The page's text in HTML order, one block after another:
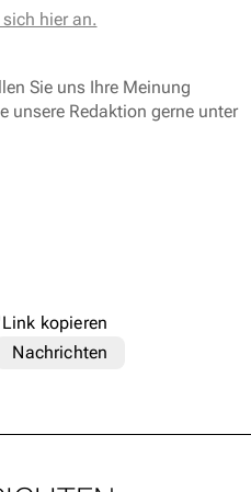
hier an.
Sie uns Ihre Meinung
unsere Redaktion gerne unter
Link kopieren
Nachrichten